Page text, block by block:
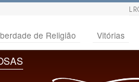
L
de Religião Vitórias